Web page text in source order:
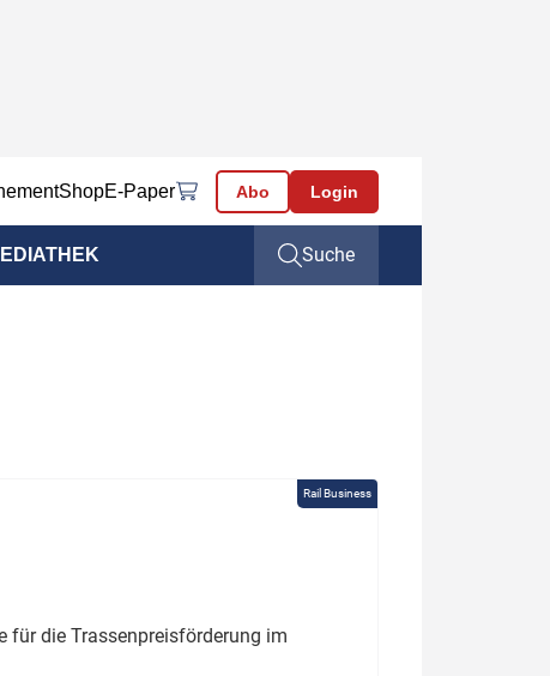
ShopE-Paper Abo Login
Suche
Rail Business
für die Trassenpreisförderung im